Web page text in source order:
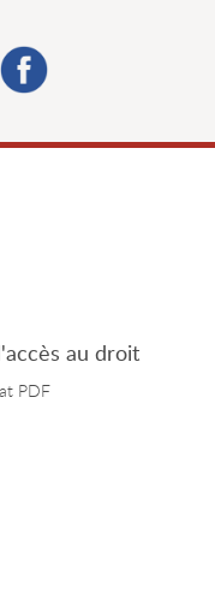
au droit
PDF